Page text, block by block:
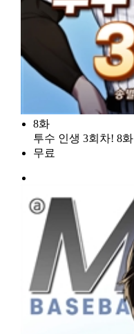
8화
투수 인생 3회차! 8화
무료